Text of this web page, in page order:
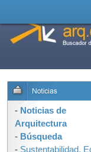
- Noticias de
Arquitectura
- Búsqueda
- Sustentabilidad,